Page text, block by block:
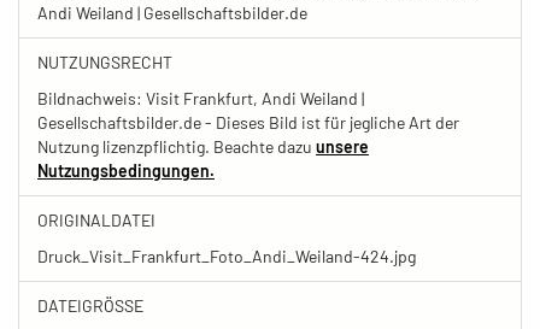
Andi Weiland | Gesellschaftsbilder.de
NUTZUNGSRECHT
Bildnachweis: Visit Frankfurt, Andi Weiland |
Gesellschaftsbilder.de - Dieses Bild ist für jegliche Art der
Nutzung lizenzpflichtig. Beachte dazu unsere
Nutzungsbedingungen.
ORIGINALDATEI
Druck_Visit_Frankfurt_Foto_Andi_Weiland-424.jpg
DATEIGRÖSSE